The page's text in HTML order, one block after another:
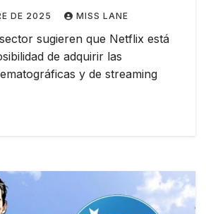
por parte de Netflix
DE 2025 MISS LANE
sugieren que Netflix está
de adquirir las
y de streaming